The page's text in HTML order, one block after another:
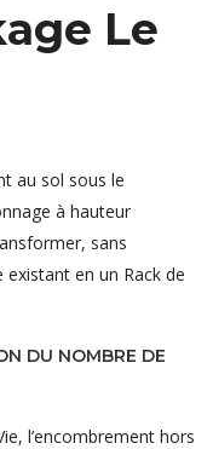
Le
au sol sous le
à hauteur
sans
en un Rack de
DU NOMBRE DE
l’encombrement hors